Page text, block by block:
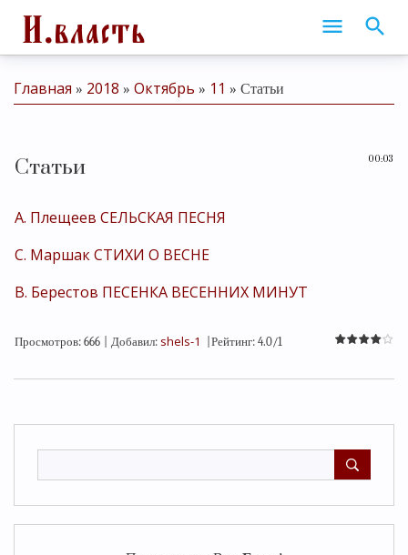
Главная » 2018 » Октябрь » 11 » Статьи
00:03
Статьи
А. Плещеев СЕЛЬСКАЯ ПЕСНЯ
С. Маршак СТИХИ О ВЕСНЕ
В. Берестов ПЕСЕНКА ВЕСЕННИХ МИНУТ
Просмотров: 666 Добавил: shels-1 Рейтинг: 4.0/1